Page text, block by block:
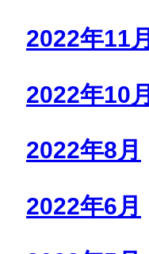
2022年11月
2022年10月
2022年8月
2022年6月